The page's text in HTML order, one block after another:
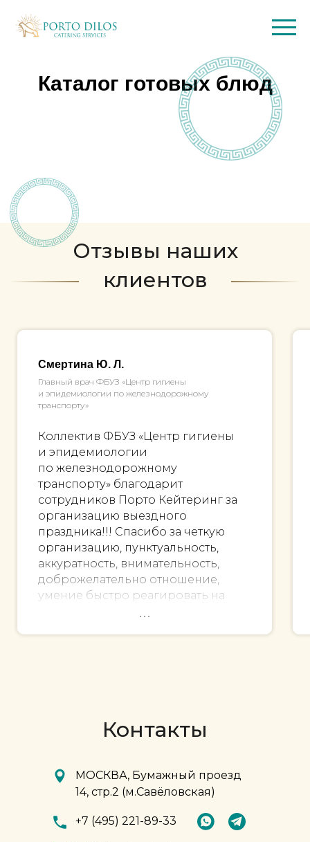
Каталог готовых блюд
Отзывы наших
клиентов
Смертина Ю. Л.
Главный врач ФБУЗ «Центр гигиены
и эпидемиологии по железнодорожному
транспорту»
Коллектив ФБУЗ «Центр гигиены
и эпидемиологии
по железнодорожному
транспорту» благодарит
сотрудников Порто Кейтеринг за
организацию выездного
праздника!!! Спасибо за четкую
организацию, пунктуальность,
аккуратность, внимательность,
доброжелательно отношение,
умение быстро реагировать на
профессиональный сервис и
внимательность к деталям стали
мероприятия на высочайшем
уровне.
Желаем Вам новых клиентов,
стремительного развития бизнеса,
будем рекомендовать Вас всем
Контакты
МОСКВА, Бумажный проезд
14, стр.2 (м.Савёловская)
+7 (495) 221-89-33